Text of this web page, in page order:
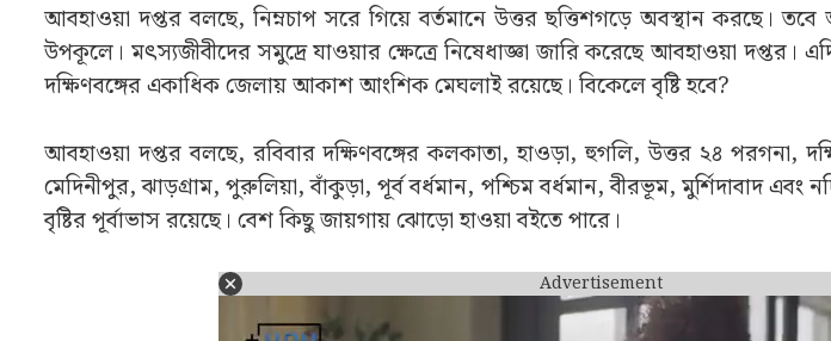
আবহাওয়া দপ্তর বলছে, নিম্নচাপ সরে গিয়ে বর্তমানে উত্তর ছত্তিশগড়ে অবস্থান করছে।
উপকূলে। মৎস্যজীবীদের সমুদ্রে যাওয়ার ক্ষেত্রে নিষেধাজ্ঞা জারি করেছে আবহাওয়া
দক্ষিণবঙ্গের একাধিক জেলায় আকাশ আংশিক মেঘলাই রয়েছে। বিকেলে বৃষ্টি হবে?
আবহাওয়া দপ্তর বলছে, রবিবার দক্ষিণবঙ্গের কলকাতা, হাওড়া, হুগলি, উত্তর ২৪ পরগনা,
মেদিনীপুর, ঝাড়গ্রাম, পুরুলিয়া, বাঁকুড়া, পূর্ব বর্ধমান, পশ্চিম বর্ধমান, বীরভূম, মুর্শিদাবাদ এবং
বৃষ্টির পূর্বাভাস রয়েছে। বেশ কিছু জায়গায় ঝোড়ো হাওয়া বইতে পারে।
Advertisement